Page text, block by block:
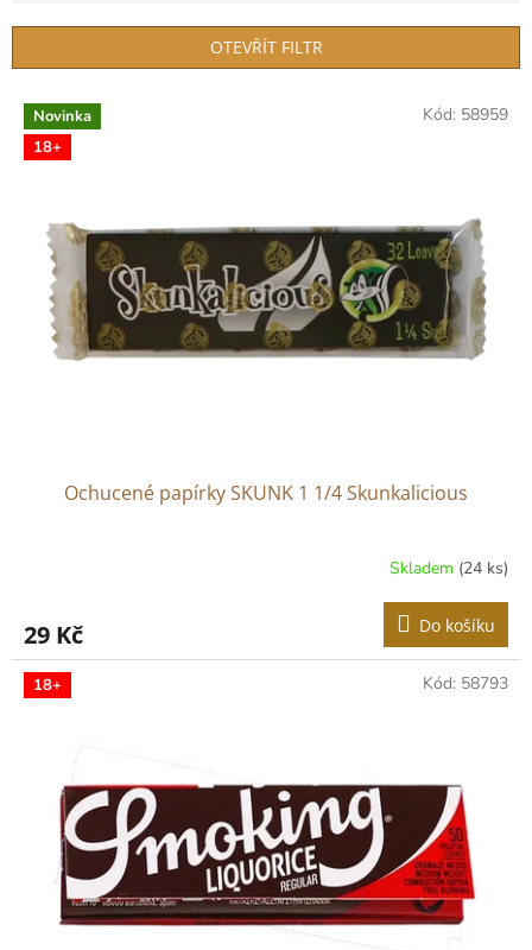
í
r
o
d
OTEVŘÍT FILTR
V
p
Novinka
18+
Ochucené papírky SKUNK 1 1/4 Skunkalicious
Skladem (24 ks)
29 Kč Do košíku
Kód: 58959
18+ Kód: 58793